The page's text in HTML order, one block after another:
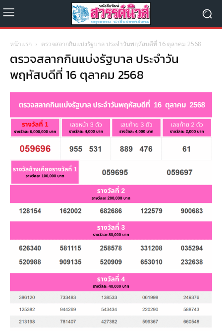
หน้าแรก ตรวจสลากกินแบ่งรัฐบาล ประจำวันพฤหัสบดีที่ 16 ตุลาคม 2568
ตรวจสลากกินแบ่งรัฐบาล ประจำวัน
พฤหัสบดีที่ 16 ตุลาคม 2568